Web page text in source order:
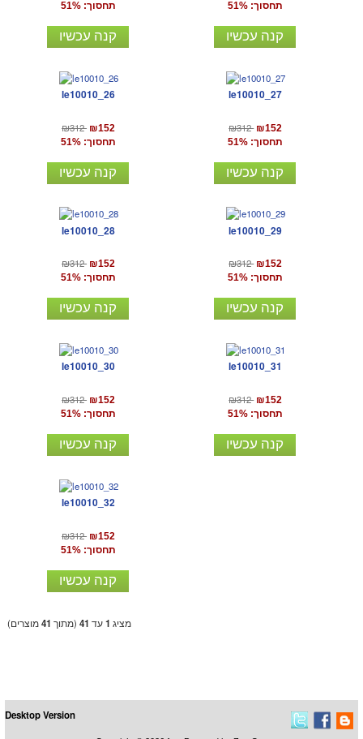
תחסוך: 51%
קנה עכשיו
תחסוך: 51%
קנה עכשיו
le10010_26
₪312 ₪152
תחסוך: 51%
קנה עכשיו
le10010_27
₪312 ₪152
תחסוך: 51%
קנה עכשיו
le10010_28
₪312 ₪152
תחסוך: 51%
קנה עכשיו
le10010_29
₪312 ₪152
תחסוך: 51%
קנה עכשיו
le10010_30
₪312 ₪152
תחסוך: 51%
קנה עכשיו
le10010_31
₪312 ₪152
תחסוך: 51%
קנה עכשיו
le10010_32
₪312 ₪152
תחסוך: 51%
קנה עכשיו
מציג 1עד 41 (מתוך 41מוצרים)
Desktop Version